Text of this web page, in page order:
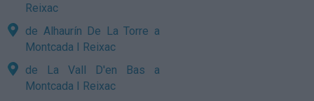
Reixac
de Alhaurín De La Torre a
Montcada I Reixac
de La Vall D'en Bas a
Montcada I Reixac